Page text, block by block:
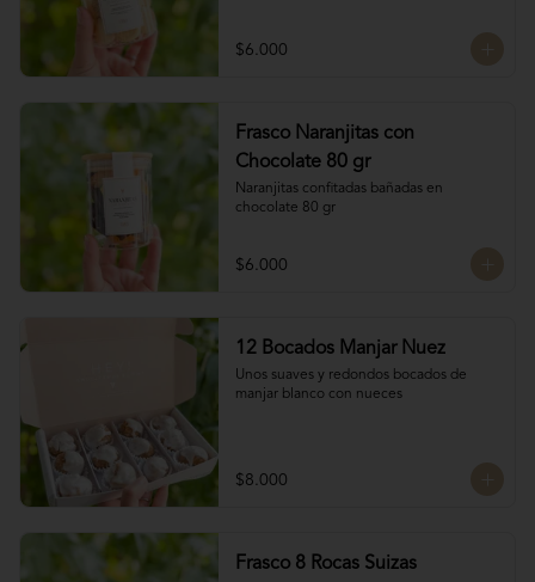
$6.000
Frasco Naranjitas con
Chocolate 80 gr
Naranjitas confitadas bañadas en
chocolate 80 gr
$6.000
12 Bocados Manjar Nuez
Unos suaves y redondos bocados de
manjar blanco con nueces
$8.000
Frasco 8 Rocas Suizas